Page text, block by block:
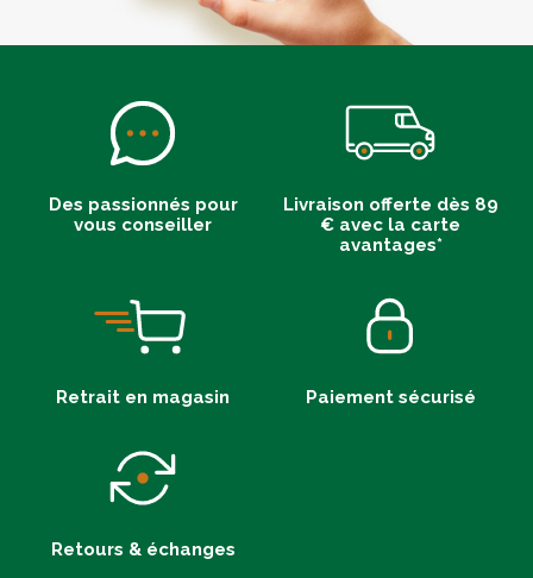
Des passionnés pour
vous conseiller
Livraison offerte dès 89
€ avec la carte
avantages*
Retrait en magasin Paiement sécurisé
Retours & échanges